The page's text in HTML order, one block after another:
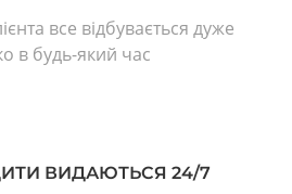
все відбувається дуже
в будь-який час
ВИДАЮТЬСЯ 24/7